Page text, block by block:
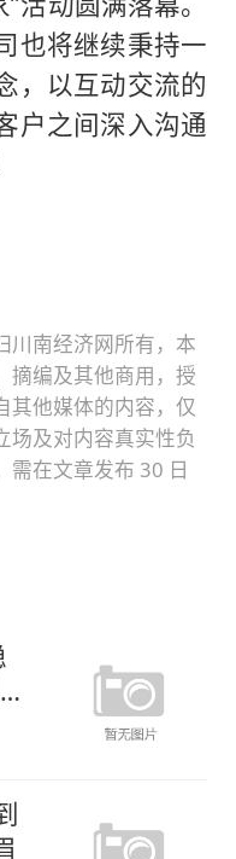
也将继续秉持一
，以互动交流的
户之间深入沟通
川南经济网所有，本
摘编及其他商用，授
其他媒体的内容，仅
场及对内容真实性负
需在文章发布 30 日